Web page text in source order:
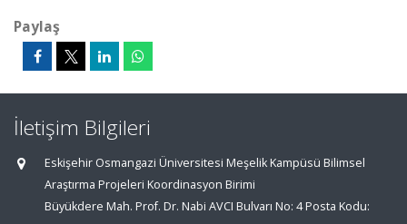
Paylaş
İletişim Bilgileri
Eskişehir Osmangazi Üniversitesi Meşelik Kampüsü Bilimsel
Araştırma Projeleri Koordinasyon Birimi
Büyükdere Mah. Prof. Dr. Nabi AVCI Bulvarı No: 4 Posta Kodu: